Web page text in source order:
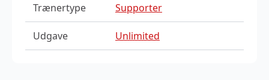
Trænertype Supporter
Udgave Unlimited